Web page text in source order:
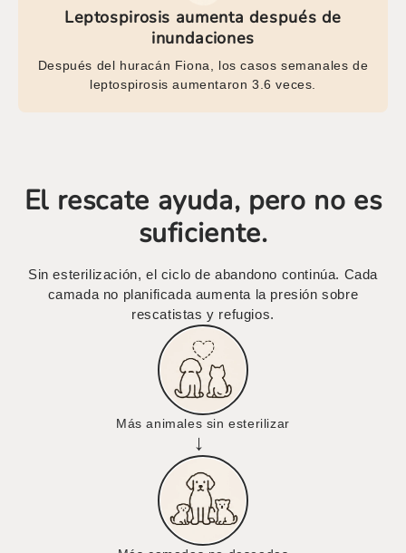
Leptospirosis aumenta después de
inundaciones
Después del huracán Fiona, los casos semanales de
leptospirosis aumentaron 3.6 veces.
El rescate ayuda, pero no es
suficiente.
Sin esterilización, el ciclo de abandono continúa. Cada
camada no planificada aumenta la presión sobre
rescatistas y refugios.
Más animales sin esterilizar
→